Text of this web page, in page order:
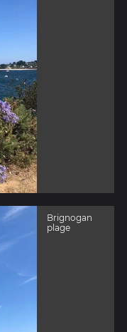
Brignogan
plage